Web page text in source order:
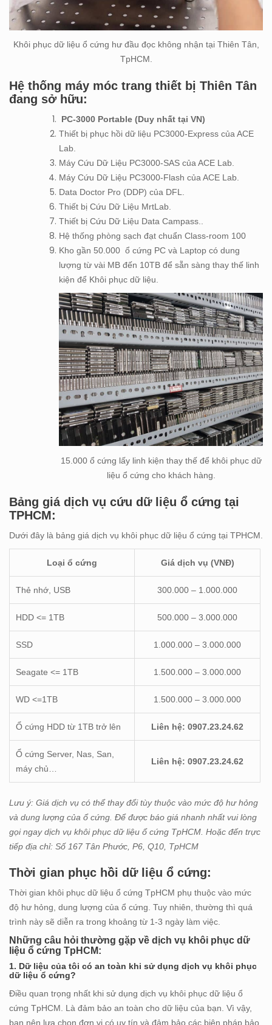
Khôi phục dữ liệu ổ cứng hư đầu đọc không nhận tại Thiên Tân,
TpHCM.
Hệ thống máy móc trang thiết bị Thiên Tân
đang sở hữu:
PC-3000 Portable (Duy nhất tại VN)
Thiết bị phục hồi dữ liệu PC3000-Express của ACE
Lab.
Máy Cứu Dữ Liệu PC3000-SAS của ACE Lab.
Máy Cứu Dữ Liệu PC3000-Flash của ACE Lab.
Data Doctor Pro (DDP) của DFL.
Thiết bị Cứu Dữ Liệu MrtLab.
Thiết bị Cứu Dữ Liệu Data Campass..
Hệ thống phòng sạch đạt chuẩn Class-room 100
Kho gần 50.000 ổ cứng PC và Laptop có dung
lượng từ vài MB đến 10TB để sẵn sàng thay thế linh
kiện để Khôi phục dữ liệu.
15.000 ổ cứng lấy linh kiện thay thế để khôi phục dữ
liệu ổ cứng cho khách hàng.
Bảng giá dịch vụ cứu dữ liệu ổ cứng tại
TPHCM:
Dưới đây là bảng giá dịch vụ khôi phục dữ liệu ổ cứng tại TPHCM.
Loại ổ cứng Giá dịch vụ (VNĐ)
Thẻ nhớ, USB 300.000 – 1.000.000
HDD <= 1TB 500.000 – 3.000.000
SSD 1.000.000 – 3.000.000
Seagate <= 1TB 1.500.000 – 3.000.000
WD <=1TB 1.500.000 – 3.000.000
Ổ cứng HDD từ 1TB trở lên Liên hệ: 0907.23.24.62
Ổ cứng Server, Nas, San,
máy chủ…
Liên hệ: 0907.23.24.62
Lưu ý: Giá dịch vụ có thể thay đổi tùy thuộc vào mức độ hư hỏng
và dung lượng của ổ cứng. Để được báo giá nhanh nhất vui lòng
gọi ngay dịch vụ khôi phục dữ liệu ổ cứng TpHCM. Hoặc đến trực
tiếp địa chỉ: Số 167 Tân Phước, P6, Q10, TpHCM
Thời gian phục hồi dữ liệu ổ cứng:
Thời gian khôi phục dữ liệu ổ cứng TpHCM phụ thuộc vào mức
độ hư hỏng, dung lượng của ổ cứng. Tuy nhiên, thường thì quá
trình này sẽ diễn ra trong khoảng từ 1-3 ngày làm việc.
Những câu hỏi thường gặp về dịch vụ khôi phục dữ
liệu ổ cứng TpHCM:
1. Dữ liệu của tôi có an toàn khi sử dụng dịch vụ khôi phục
dữ liệu ổ cứng?
Điều quan trọng nhất khi sử dụng dịch vụ khôi phục dữ liệu ổ
cứng TpHCM. Là đảm bảo an toàn cho dữ liệu của bạn. Vì vậy,
bạn nên lựa chọn đơn vị có uy tín và đảm bảo các biện pháp bảo